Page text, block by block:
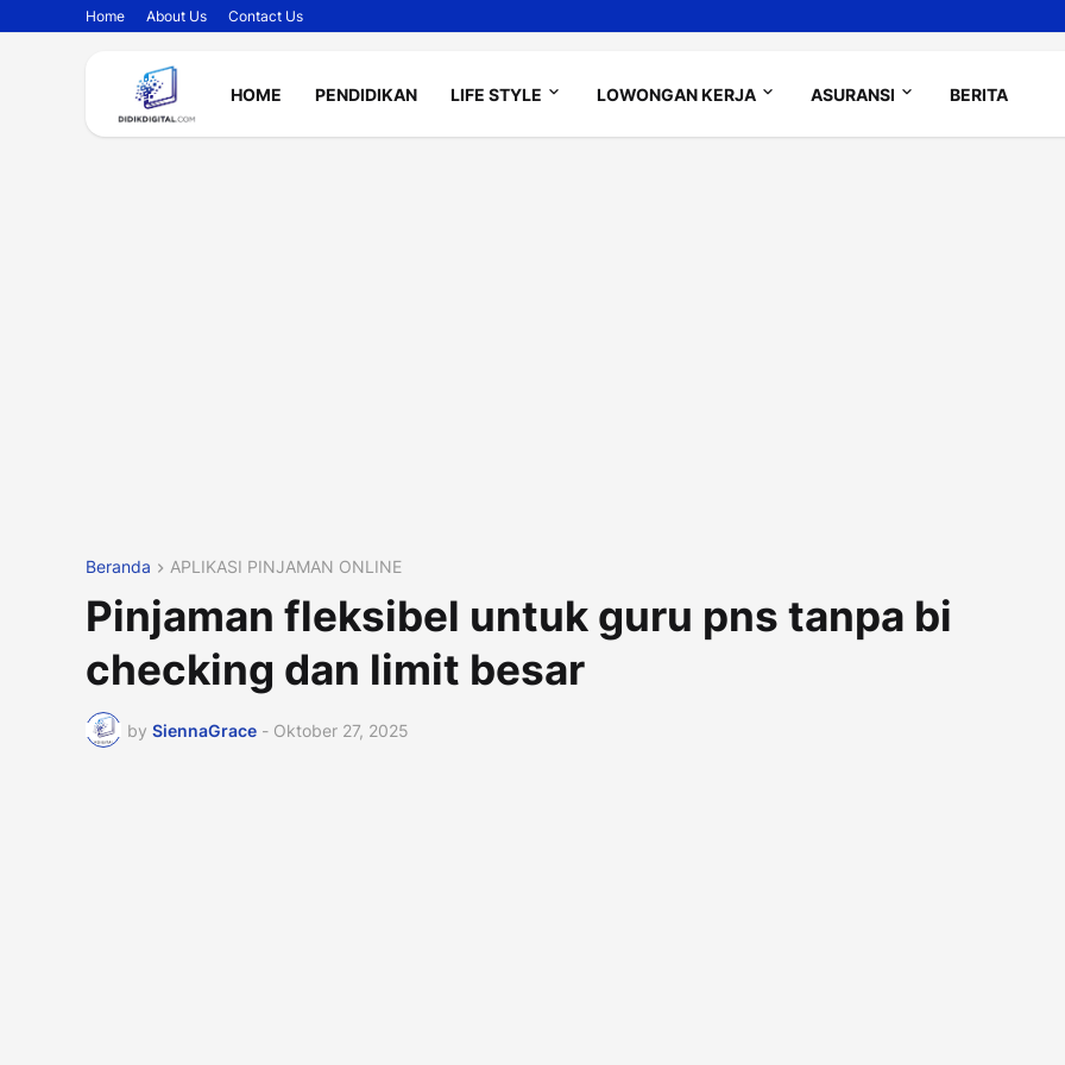
Home About Us Contact Us
HOME PENDIDIKAN LIFE STYLE LOWONGAN KERJA ASURANSI BERITA
Beranda APLIKASI PINJAMAN ONLINE
Pinjaman fleksibel untuk guru pns tanpa bi
checking dan limit besar
by SiennaGrace - Oktober 27, 2025